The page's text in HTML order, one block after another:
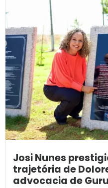
Josi Nunes
trajetória de
advocacia de